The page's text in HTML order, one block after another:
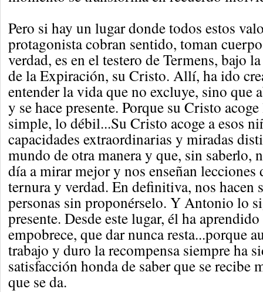
Pero si hay un lugar donde todos estos
protagonista cobran sentido, toman
verdad, es en el testero de Termens, bajo
de la Expiración, su Cristo. Allí, ha ido
entender la vida que no excluye, sino que
y se hace presente. Porque su Cristo
simple, lo débil...Su Cristo acoge a esos
capacidades extraordinarias y miradas
mundo de otra manera y que, sin saberlo,
día a mirar mejor y nos enseñan lecciones
ternura y verdad. En definitiva, nos hacen
personas sin proponérselo. Y Antonio lo
presente. Desde este lugar, él ha
empobrece, que dar nunca resta...porque
trabajo y duro la recompensa siempre ha
satisfacción honda de saber que se recibe
que se da.